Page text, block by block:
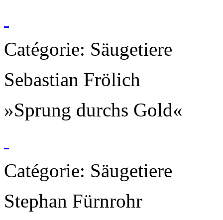
Catégorie: Säugetiere
Sebastian Frölich
»Sprung durchs Gold«
Catégorie: Säugetiere
Stephan Fürnrohr